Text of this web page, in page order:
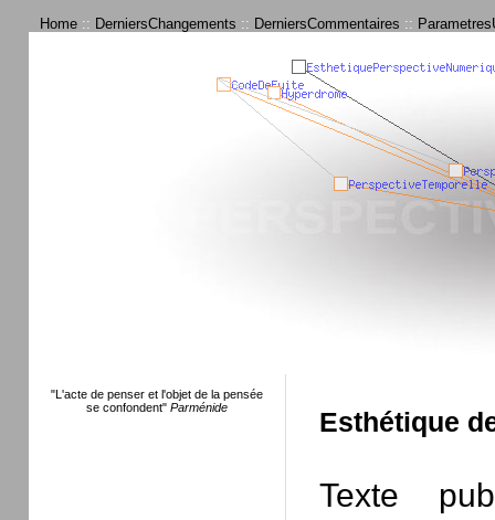
Home :: DerniersChangements :: DerniersCommentaires ::
"L'acte de penser et l'objet de la pensée
se confondent" Parménide Esthétique
Texte